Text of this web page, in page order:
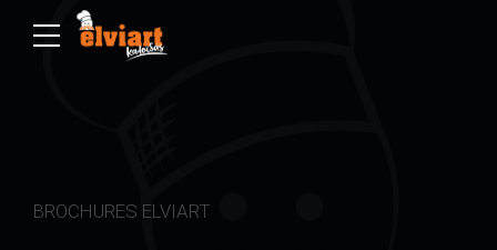
BROCHURES ELVIART